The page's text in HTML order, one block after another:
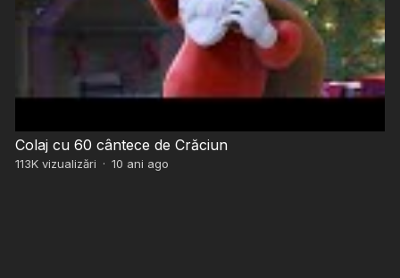
Colaj cu 60 cântece de Crăciun
113Kvizualizări · 10 ani ago